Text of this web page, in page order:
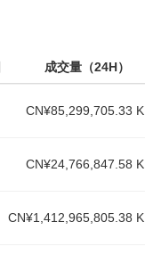
成交量（24H）
CN¥85,299,705.33 K
CN¥24,766,847.58 K
CN¥1,412,965,805.38 K